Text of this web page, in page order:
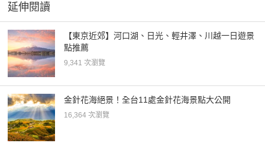
延伸閱讀
【東京近郊】河口湖、日光、輕井澤、川越一日遊景
點推薦
9,341 次瀏覽
金針花海絕景！全台11處金針花海景點大公開
16,364 次瀏覽